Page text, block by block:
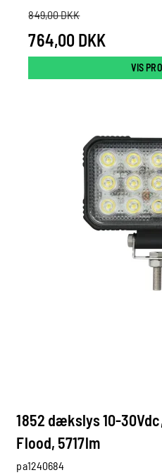
849,00 DKK
764,00 DKK
VIS
1852 dækslys 10-
Flood, 5717lm
pa1240684